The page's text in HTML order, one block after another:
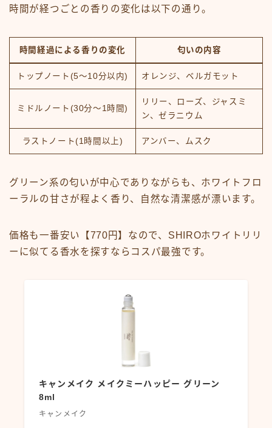
時間が経つごとの香りの変化は以下の通り。
時間経過による香りの変化 匂いの内容
トップノート(5～10分以内) オレンジ、ベルガモット
ミドルノート(30分～1時間)
リリー、ローズ、ジャスミ
ン、ゼラニウム
ラストノート(1時間以上) アンバー、ムスク
グリーン系の匂いが中心でありながらも、ホワイトフロ
ーラルの甘さが程よく香り、自然な清潔感が漂います。
価格も一番安い【770円】なので、SHIROホワイトリリ
ーに似てる香水を探すならコスパ最強です。
キャンメイク メイクミーハッピー グリーン
8ml
キャンメイク